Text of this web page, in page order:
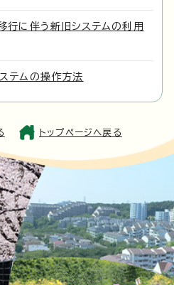
行に伴う新旧システムの利用
テムの操作方法
トップページへ戻る